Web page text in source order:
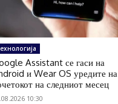
Assistant се гаси на
и Wear OS уредите на
на следниот месец
10:30